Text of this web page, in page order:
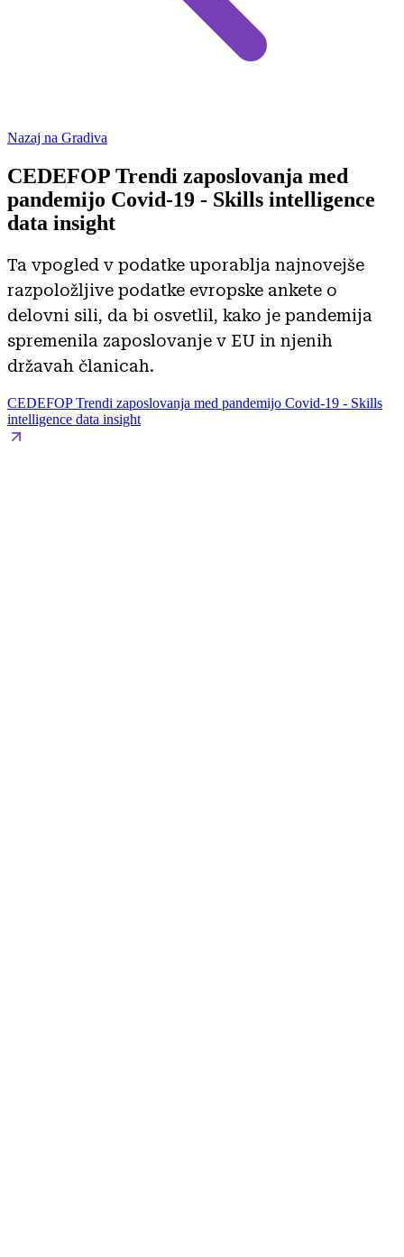
Nazaj na Gradiva
CEDEFOP Trendi zaposlovanja med
pandemijo Covid-19 - Skills intelligence
data insight
Ta vpogled v podatke uporablja najnovejše
razpoložljive podatke evropske ankete o
delovni sili, da bi osvetlil, kako je pandemija
spremenila zaposlovanje v EU in njenih
državah članicah.
CEDEFOP Trendi zaposlovanja med pandemijo Covid-19 - Skills
intelligence data insight